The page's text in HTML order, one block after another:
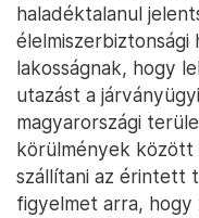
haladéktalanul
élelmiszerbiztonsági
lakosságnak, hogy
utazást a
magyarországi
körülmények között
szállítani az érintett
figyelmet arra, hogy